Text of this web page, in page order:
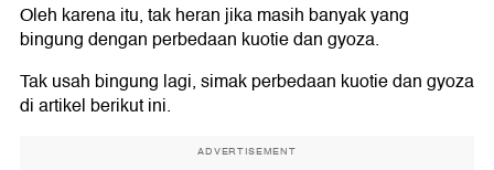
Oleh karena itu, tak heran jika masih banyak yang
bingung dengan perbedaan kuotie dan gyoza.
Tak usah bingung lagi, simak perbedaan kuotie dan gyoza
di artikel berikut ini.
ADVERTISEMENT